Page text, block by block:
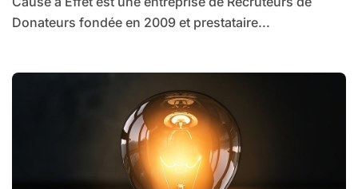
Donateurs fondée en 2009 et prestataire...